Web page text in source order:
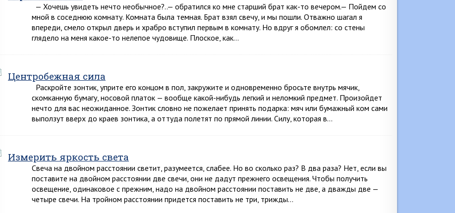
— Хочешь увидеть нечто необычное?..— обратился ко мне старший брат как-то вечером.— Пойдем со
мной в соседнюю комнату. Комната была темная. Брат взял свечу, и мы пошли. Отважно шагал я
впереди, смело открыл дверь и храбро вступил первым в комнату. Но вдруг я обомлел: со стены
глядело на меня какое-то нелепое чудовище. Плоское, как…
Центробежная сила
Раскройте зонтик, уприте его концом в пол, закружите и одновременно бросьте внутрь мячик,
скомканную бумагу, носовой платок — вообще какой-нибудь легкий и неломкий предмет. Произойдет
нечто для вас неожиданное. Зонтик словно не пожелает принять подарка: мяч или бумажный ком сами
выползут вверх до краев зонтика, а оттуда полетят по прямой линии. Силу, которая в…
Измерить яркость света
Свеча на двойном расстоянии светит, разумеется, слабее. Но во сколько раз? В два раза? Нет, если вы
поставите на двойном расстоянии две свечи, они не дадут прежнего освещения. Чтобы получить
освещение, одинаковое с прежним, надо на двойном расстоянии поставить не две, а дважды две —
четыре свечи. На тройном расстоянии придется поставить не три, трижды…